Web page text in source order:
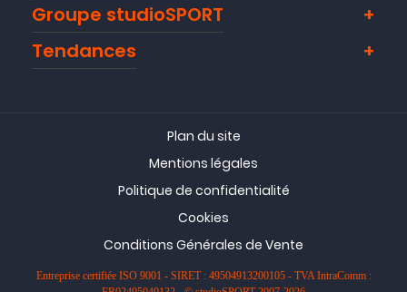
Groupe studioSPORT
Tendances
Plan du site
Mentions légales
Politique de confidentialité
Cookies
Conditions Générales de Vente
Entreprise certifiée ISO 9001 - SIRET : 49504913200105 - TVA IntraComm :